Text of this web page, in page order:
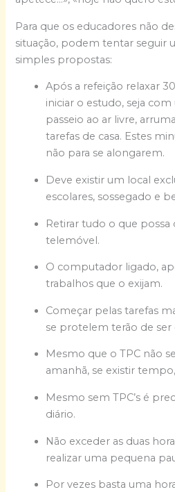
Para que os educadores não
situação, podem tentar seguir
simples propostas:
Após a refeição relaxar
iniciar o estudo, seja
passeio ao ar livre,
tarefas de casa. Estes
não para se alongarem.
Deve existir um local
escolares, sossegado e
Retirar tudo o que possa
telemóvel.
O computador ligado,
trabalhos que o exijam.
Começar pelas tarefas
se protelem terão de ser
Mesmo que o TPC não
amanhã, se existir
Mesmo sem TPC’s é
diário.
Não exceder as duas
realizar uma pequena
Por vezes basta uma